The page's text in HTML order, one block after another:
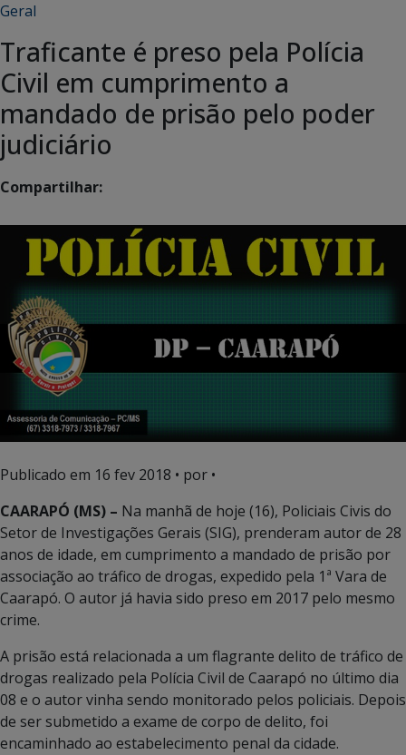
Geral
Traficante é preso pela Polícia
Civil em cumprimento a
mandado de prisão pelo poder
judiciário
Compartilhar:
Publicado em 16 fev 2018 • por •
CAARAPÓ (MS) – Na manhã de hoje (16), Policiais Civis do
Setor de Investigações Gerais (SIG), prenderam autor de 28
anos de idade, em cumprimento a mandado de prisão por
associação ao tráfico de drogas, expedido pela 1ª Vara de
Caarapó. O autor já havia sido preso em 2017 pelo mesmo
crime.
A prisão está relacionada a um flagrante delito de tráfico de
drogas realizado pela Polícia Civil de Caarapó no último dia
08 e o autor vinha sendo monitorado pelos policiais. Depois
de ser submetido a exame de corpo de delito, foi
encaminhado ao estabelecimento penal da cidade.